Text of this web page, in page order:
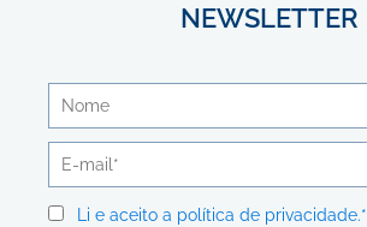
NEWSLETTER
Li e aceito a política de privacidade.*